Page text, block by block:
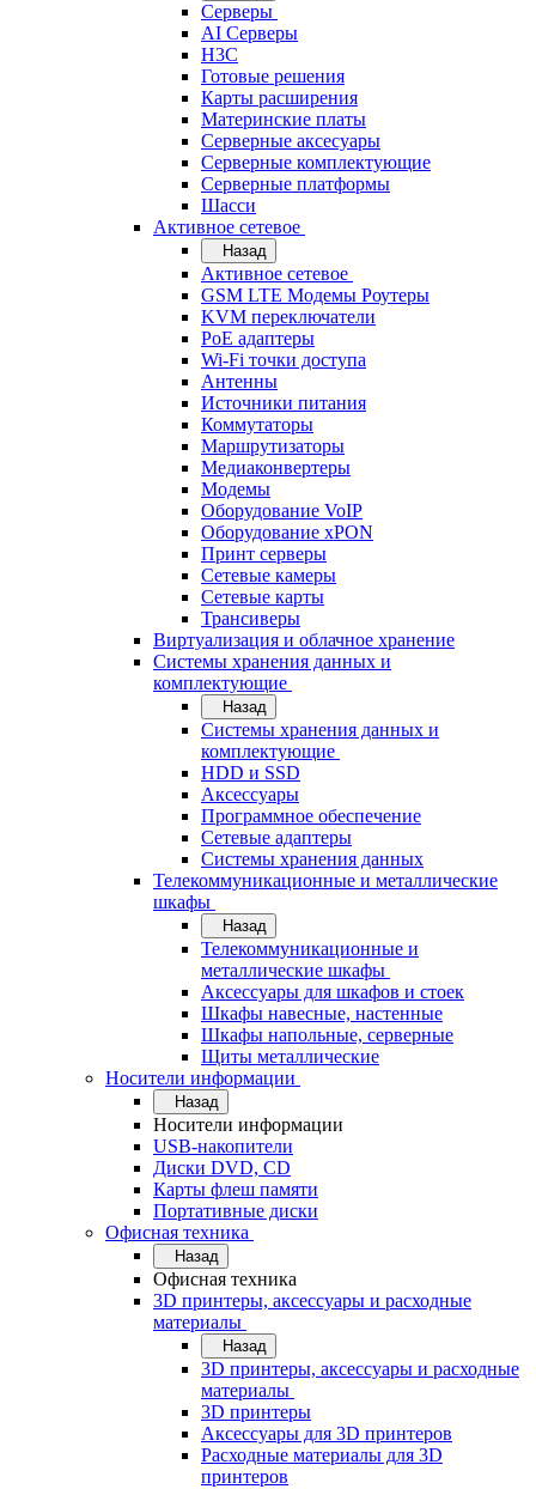
Cерверы
AI Серверы
H3C
Готовые решения
Карты расширения
Материнские платы
Серверные аксесуары
Серверные комплектующие
Серверные платформы
Шасси
Активное сетевое
Назад
Активное сетевое
GSM LTE Модемы Роутеры
KVM переключатели
PoE адаптеры
Wi-Fi точки доступа
Антенны
Источники питания
Коммутаторы
Маршрутизаторы
Медиаконвертеры
Модемы
Оборудование VoIP
Оборудование xPON
Принт серверы
Сетевые камеры
Сетевые карты
Трансиверы
Виртуализация и облачное хранение
Системы хранения данных и
комплектующие
Назад
Системы хранения данных и
комплектующие
HDD и SSD
Аксессуары
Программное обеспечение
Сетевые адаптеры
Системы хранения данных
Телекоммуникационные и металлические
шкафы
Назад
Телекоммуникационные и
металлические шкафы
Аксессуары для шкафов и стоек
Шкафы навесные, настенные
Шкафы напольные, серверные
Щиты металлические
Носители информации
Назад
Носители информации
USB-накопители
Диски DVD, CD
Карты флеш памяти
Портативные диски
Офисная техника
Назад
Офисная техника
3D принтеры, аксессуары и расходные
материалы
Назад
3D принтеры, аксессуары и расходные
материалы
3D принтеры
Аксессуары для 3D принтеров
Расходные материалы для 3D
принтеров